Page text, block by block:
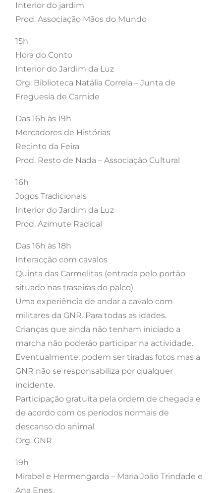
Interior do jardim
Prod. Associação Mãos do Mundo
15h
Hora do Conto
Interior do Jardim da Luz
Org. Biblioteca Natália Correia – Junta de
Freguesia de Carnide
Das 16h às 19h
Mercadores de Histórias
Recinto da Feira
Prod. Resto de Nada – Associação Cultural
16h
Jogos Tradicionais
Interior do Jardim da Luz
Prod. Azimute Radical
Das 16h às 18h
Interacção com cavalos
Quinta das Carmelitas (entrada pelo portão
situado nas traseiras do palco)
Uma experiência de andar a cavalo com
militares da GNR. Para todas as idades.
Crianças que ainda não tenham iniciado a
marcha não poderão participar na actividade.
Eventualmente, podem ser tiradas fotos mas a
GNR não se responsabiliza por qualquer
incidente.
Participação gratuita pela ordem de chegada e
de acordo com os períodos normais de
descanso do animal.
Org. GNR
19h
Mirabel e Hermengarda – Maria João Trindade e
Ana Enes